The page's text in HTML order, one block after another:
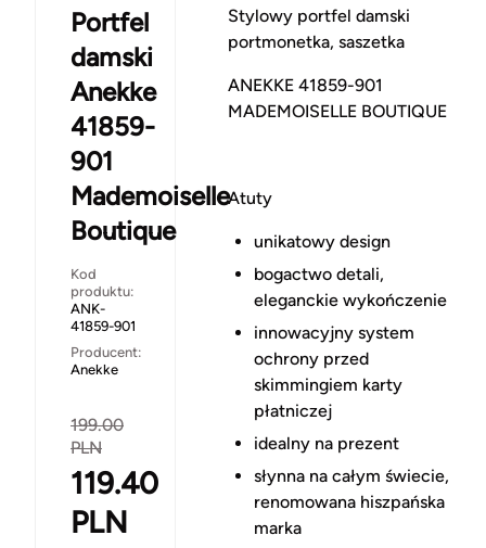
Portfel
damski
Anekke
41859-
901
Mademoiselle
Boutique
Kod
produktu:
ANK-
41859-901
Producent:
Anekke
199.00
PLN
119.40
PLN
Stylowy portfel damski
portmonetka, saszetka
ANEKKE 41859-901
MADEMOISELLE BOUTIQUE
Atuty
unikatowy design
bogactwo detali,
eleganckie wykończenie
innowacyjny system
ochrony przed
skimmingiem karty
płatniczej
idealny na prezent
słynna na całym świecie,
renomowana hiszpańska
marka